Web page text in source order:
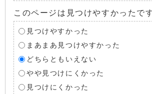
このページは見つけやすかったで
見つけやすかった
まあまあ見つけやすかった
どちらともいえない
やや見つけにくかった
見つけにくかった